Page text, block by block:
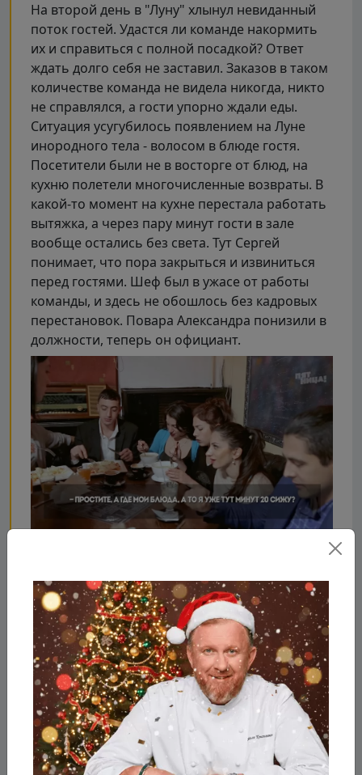
На второй день в "Луну" хлынул невиданный
поток гостей. Удастся ли команде накормить
их и справиться с полной посадкой? Ответ
ждать долго себя не заставил. Заказов в таком
количестве команда не видела никогда, никто
не справлялся, а гости упорно ждали еды.
Ситуация усугубилось появлением на Луне
инородного тела - волосом в блюде гостя.
Посетители были не в восторге от блюд, на
кухню полетели многочисленные возвраты. В
какой-то момент на кухне перестала работать
вытяжка, а через пару минут гости в зале
вообще остались без света. Тут Сергей
понимает, что пора закрыться и извиниться
перед гостями. Шеф был в ужасе от работы
команды, и здесь не обошлось без кадровых
перестановок. Повара Александра понизили в
должности, теперь он официант.
Что стало с Луна, после